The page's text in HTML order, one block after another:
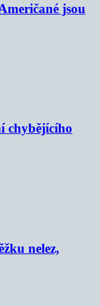
jsou
chybějícího
nelez,